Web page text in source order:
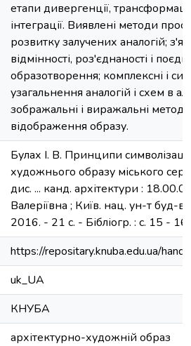
етапи дивергенції,
інтеграції. Виявлені методи
розвитку залучених аналогій;
відмінності, роз'єднаності і
образотворення; комплексні і
узагальнення аналогій і схем в
зображальні і виражальні
відображення образу.
Булах І. В. Принципи
художнього образу міського
дис. ... канд. архітектури :
Валеріївна ; Київ. нац. ун-т буд-ва
2016. - 21 с. - Бібліогр. : с. 15 - 16.
https://repositary.knuba.edu.ua/
uk_UA
КНУБА
архітектурно-художній образ